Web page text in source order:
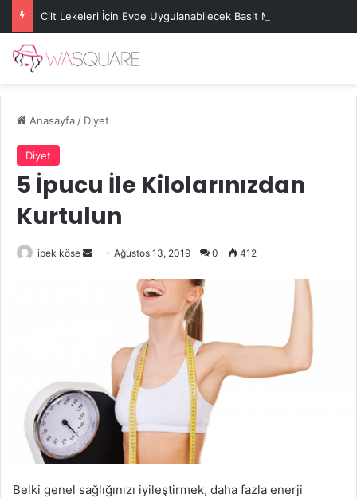
Cilt Lekeleri İçin Evde Uygulanabilecek Basit Maskeler
Anasayfa/ Diyet
Diyet
5 İpucu İle Kilolarınızdan
Kurtulun
ipek köse
Bir
göndermek
Ağustos 13, 2019 0 412
Belki genel sağlığınızı iyileştirmek, daha fazla enerji